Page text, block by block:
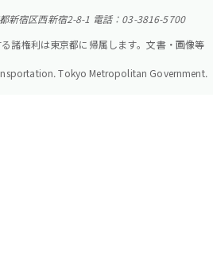
新宿区西新宿2-8-1 電話：03-3816-5700
諸権利は東京都に帰属します。文書・画像等
Tokyo Metropolitan Government.